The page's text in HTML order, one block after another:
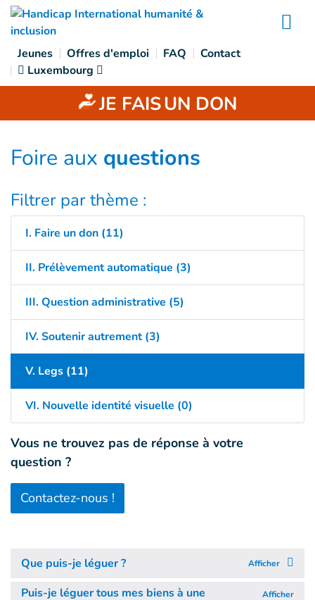
Goto main content
Jeunes Offres d'emploi FAQ
Contact
Luxembourg
JE FAISUN DON
Foire aux questions
Filtrer par thème :
I. Faire un don (11)
II. Prélèvement automatique (3)
III. Question administrative (5)
IV. Soutenir autrement (3)
V. Legs (11)
VI. Nouvelle identité visuelle (0)
Vous ne trouvez pas de réponse à votre
question ?
Contactez-nous !
Que puis-je léguer ? Afficher
Puis-je léguer tous mes biens à une
Afficher